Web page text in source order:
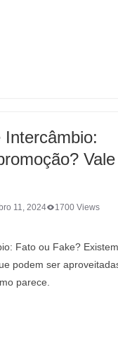
11, 2024
1700 Views
Fato ou Fake? Existem
podem ser
parece.